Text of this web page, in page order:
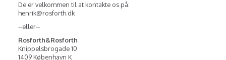
De er velkommen til at kontakte os på:
henrik@rosforth.dk
--eller--
Rosforth&Rosforth
Knippelsbrogade 10
1409 København K